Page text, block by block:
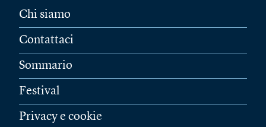
Chi siamo
Contattaci
Sommario
Festival
Privacy e cookie